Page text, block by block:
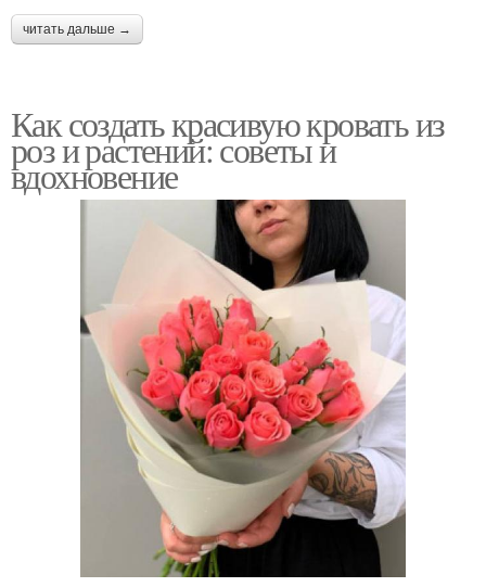
читать дальше →
Как создать красивую кровать из
роз и растений: советы и
вдохновение